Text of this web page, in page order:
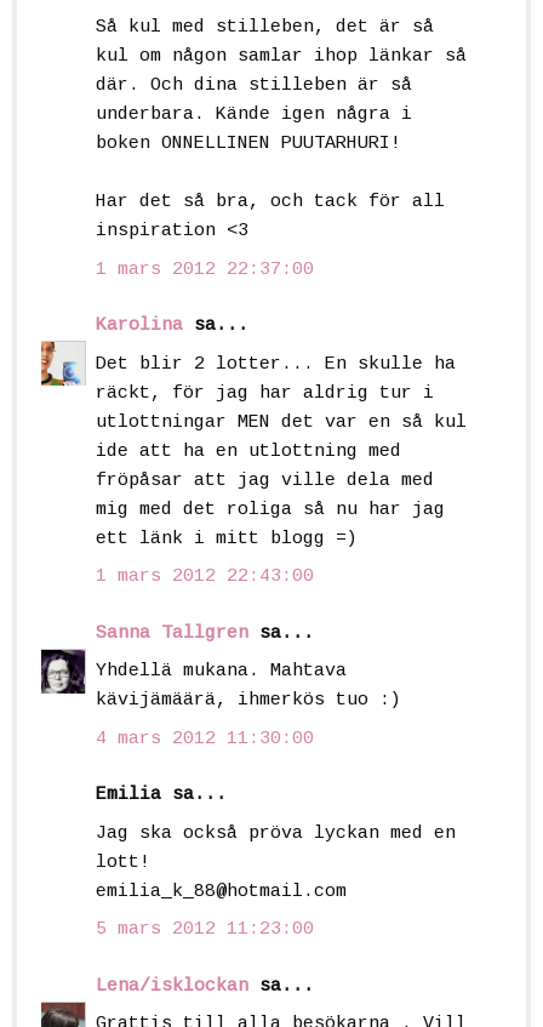
Så kul med stilleben, det är så
kul om någon samlar ihop länkar så
där. Och dina stilleben är så
underbara. Kände igen några i
boken ONNELLINEN PUUTARHURI!
Har det så bra, och tack för all
inspiration <3
1 mars 2012 22:37:00
Karolina sa...
Det blir 2 lotter... En skulle ha
räckt, för jag har aldrig tur i
utlottningar MEN det var en så kul
ide att ha en utlottning med
fröpåsar att jag ville dela med
mig med det roliga så nu har jag
ett länk i mitt blogg =)
1 mars 2012 22:43:00
Sanna Tallgren sa...
Yhdellä mukana. Mahtava
kävijämäärä, ihmerkös tuo :)
4 mars 2012 11:30:00
Emilia sa...
Jag ska också pröva lyckan med en
lott!
emilia_k_88@hotmail.com
5 mars 2012 11:23:00
Lena/isklockan sa...